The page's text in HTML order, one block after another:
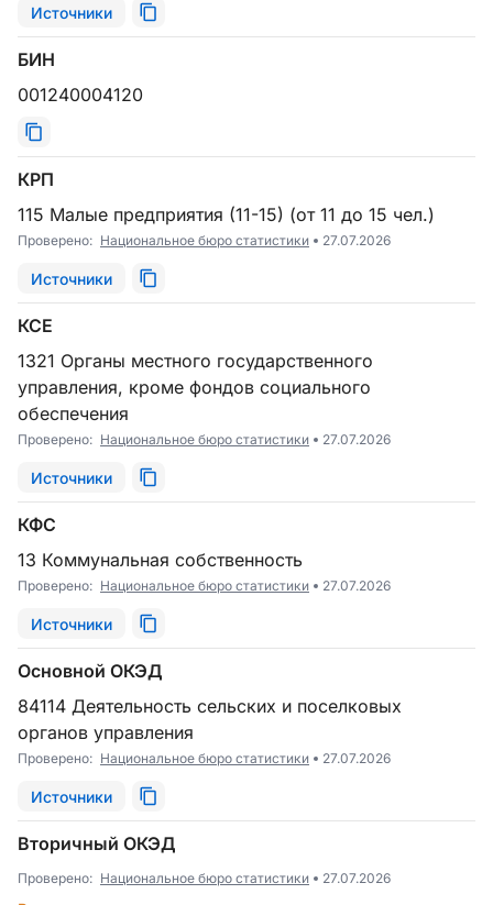
Источники
БИН
001240004120
КРП
115 Малые предприятия (11-15) (от 11 до 15 чел.)
Проверено: Национальное бюро статистики 27.07.2026
Источники
КСЕ
1321 Органы местного государственного
управления, кроме фондов социального
обеспечения
Проверено: Национальное бюро статистики 27.07.2026
Источники
КФС
13 Коммунальная собственность
Проверено: Национальное бюро статистики 27.07.2026
Источники
Основной ОКЭД
84114 Деятельность сельских и поселковых
органов управления
Проверено: Национальное бюро статистики 27.07.2026
Источники
Вторичный ОКЭД
Проверено: Национальное бюро статистики 27.07.2026